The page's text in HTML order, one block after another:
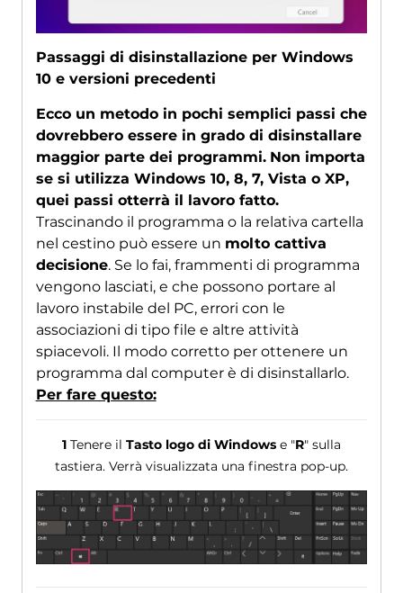
Passaggi di disinstallazione per Windows
10 e versioni precedenti
Ecco un metodo in pochi semplici passi che
dovrebbero essere in grado di disinstallare
maggior parte dei programmi. Non importa
se si utilizza Windows 10, 8, 7, Vista o XP,
quei passi otterrà il lavoro fatto.
Trascinando il programma o la relativa cartella
nel cestino può essere un molto cattiva
decisione. Se lo fai, frammenti di programma
vengono lasciati, e che possono portare al
lavoro instabile del PC, errori con le
associazioni di tipo file e altre attività
spiacevoli. Il modo corretto per ottenere un
programma dal computer è di disinstallarlo.
Per fare questo:
1Tenere il Tasto logo di Windowse "R" sulla
tastiera. Verrà visualizzata una finestra pop-up.